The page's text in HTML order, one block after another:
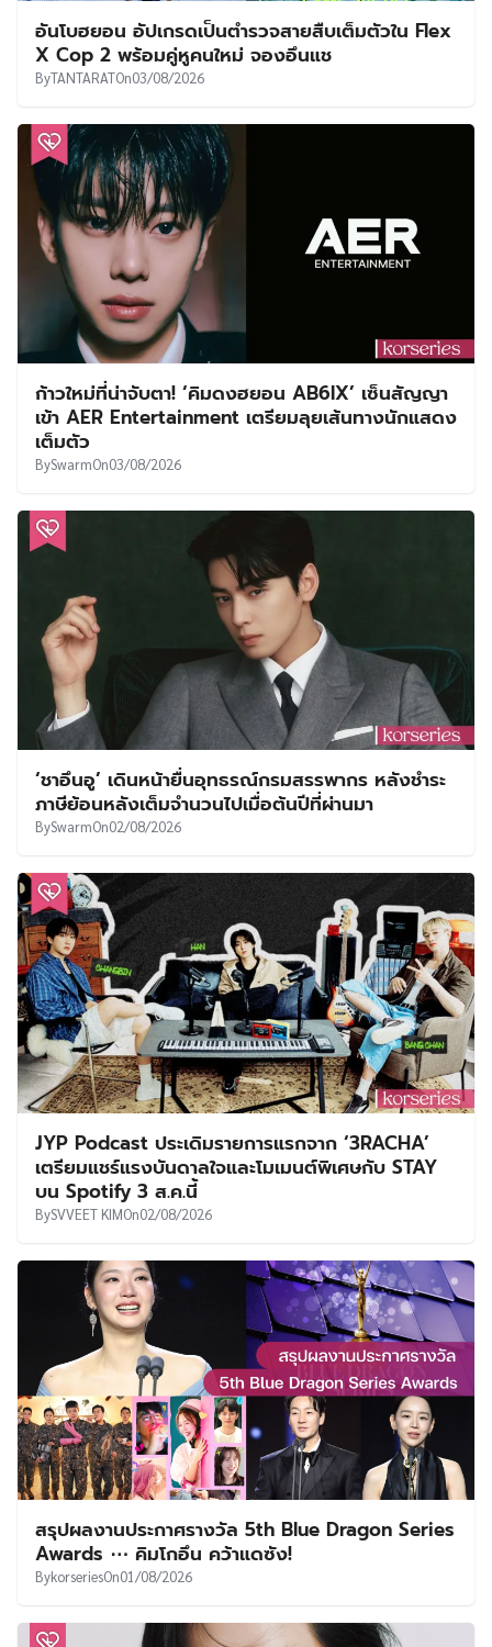
อันโบฮยอน อัปเกรดเป็นตำรวจสายสืบเต็มตัวใน Flex
X Cop 2 พร้อมคู่หูคนใหม่ จองอึนแช
ByTANTARATOn03/08/2026
ก้าวใหม่ที่น่าจับตา! ‘คิมดงฮยอน AB6IX’ เซ็นสัญญา
เข้า AER Entertainment เตรียมลุยเส้นทางนักแสดง
เต็มตัว
BySwarmOn03/08/2026
‘ชาอึนอู’ เดินหน้ายื่นอุทธรณ์กรมสรรพากร หลังชำระ
ภาษีย้อนหลังเต็มจำนวนไปเมื่อต้นปีที่ผ่านมา
BySwarmOn02/08/2026
JYP Podcast ประเดิมรายการแรกจาก ‘3RACHA’
เตรียมแชร์แรงบันดาลใจและโมเมนต์พิเศษกับ STAY
บน Spotify 3 ส.ค.นี้
BySVVEET KIMOn02/08/2026
สรุปผลงานประกาศรางวัล 5th Blue Dragon Series
Awards ⋯ คิมโกอึน คว้าแดซัง!
BykorseriesOn01/08/2026